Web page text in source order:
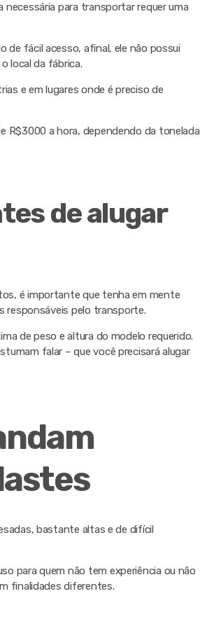
para transportar requer uma
de fácil acesso, afinal, ele não possui
local da fábrica.
e em lugares onde é preciso de
R$3000 a hora, dependendo da tonelada
de alugar
é importante que tenha em mente
responsáveis pelo transporte.
de peso e altura do modelo requerido.
falar – que você precisará alugar
bastante altas e de difícil
para quem não tem experiência ou não
finalidades diferentes.